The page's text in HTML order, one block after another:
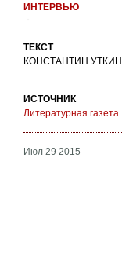
ИНТЕРВЬЮ
ТЕКСТ
КОНСТАНТИН УТКИН
ИСТОЧНИК
Литературная газета
Июл 29 2015